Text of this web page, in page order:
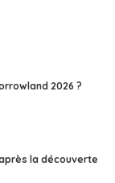
2026 ?
la découverte